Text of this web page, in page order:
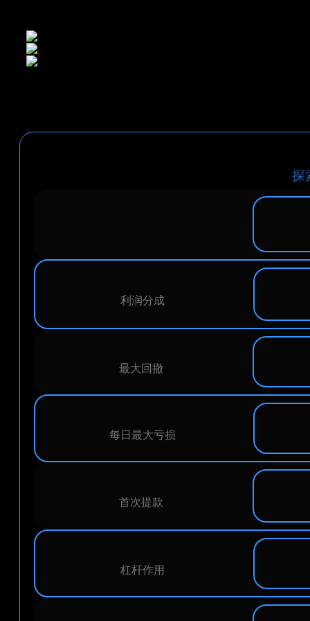
探
利润分成
最大回撤
每日最大亏损
首次提款
杠杆作用